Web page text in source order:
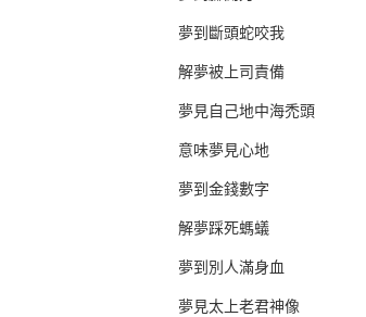
夢到斷頭蛇咬我
解夢被上司責備
夢見自己地中海禿頭
意味夢見心地
夢到金錢數字
解夢踩死螞蟻
夢到別人滿身血
夢見太上老君神像